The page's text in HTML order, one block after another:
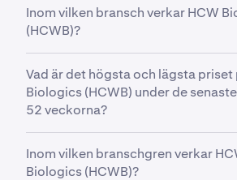
bred klassificering som grupperar
deras affärsverksamheter,
ekonomiska funktion.
Inom vilken bransch verkar HCW
(HCWB)?
Bransch är en mer specifik
sektor som grupperar företag som
liknande område och har
affärsområden.
Vad är det högsta och lägsta priset
Biologics (HCWB) under de senaste
52 veckorna?
Inc. Common Stock (HCWB)
lägsta pris på1,50 $
Inom vilken branschgren verkar
Biologics (HCWB)?